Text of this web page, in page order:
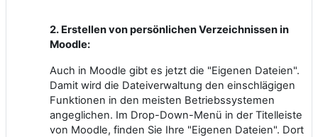
2. Erstellen von persönlichen Verzeichnissen in
Moodle:
Auch in Moodle gibt es jetzt die "Eigenen Dateien".
Damit wird die Dateiverwaltung den einschlägigen
Funktionen in den meisten Betriebssystemen
angeglichen. Im Drop-Down-Menü in der Titelleiste
von Moodle, finden Sie Ihre "Eigenen Dateien". Dort